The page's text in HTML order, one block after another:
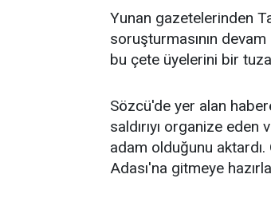
Yunan gazetelerinden
soruşturmasının
bu çete üyelerini bir
Sözcü'de yer alan
saldırıyı organize
adam olduğunu aktardı.
Adası'na gitmeye